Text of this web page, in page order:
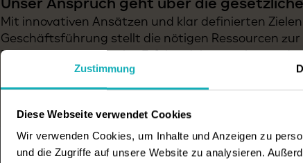
Zustimmung
Diese Webseite verwendet Cookies
Wir verwenden Cookies, um Inhalte und Anzeigen zu
und die Zugriffe auf unsere Website zu analysieren.
Mit innovativen Ansätzen und klar definierten
Geschäftsführung stellt die nötigen Ressourcen
Fortschritte überwacht, Erfolge dokumentiert und
Energiepolitik wird regelmäßig überprüft und an
und umweltbewusst zu handeln.